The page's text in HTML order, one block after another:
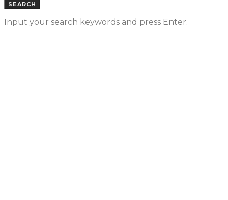
SEARCH
Input your search keywords and press Enter.